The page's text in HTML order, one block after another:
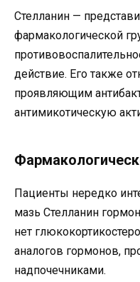
Стелланин —
фармакологической
действие. Его также
проявляющим
антимикотическую
Пациенты нередко
мазь Стелланин
нет
аналогов гормонов,
надпочечниками.